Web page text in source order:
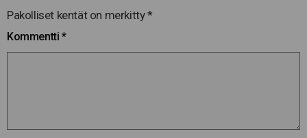
Pakolliset kentät on merkitty*
Kommentti *